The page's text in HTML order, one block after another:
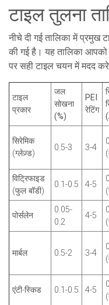
टाइल तुलना
नीचे दी गई तालिका में प्रमुख
की गई है। यह तालिका
पर सही टाइल चयन में मदद
टाइल
प्रकार
जल
सोखना
(%)
PEI
रेटिंग
सिरेमिक
(ग्लेज़्ड)
0.5-3 3-4
विट्रिफाइड
(फुल बॉडी)
0.1-0.5 4-5
पोर्सलेन
0.05-
0.2
4-5
मार्बल 0.5-2 3-4
एंटी-स्किड 0.1-0.5 4-5